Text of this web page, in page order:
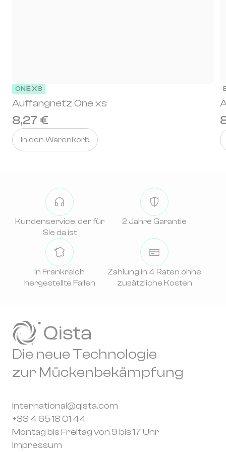
ONE XS
Auffangnetz One xs
8,27 €
In den Warenkorb
Kundenservice, der für
Sie da ist
2 Jahre Garantie
In Frankreich
hergestellte Fallen
Zahlung in 4 Raten ohne
zusätzliche Kosten
Die neue Technologie
zur Mückenbekämpfung
international@qista.com
+33 4 65 18 01 44
Montag bis Freitag von 9 bis 17 Uhr
Impressum